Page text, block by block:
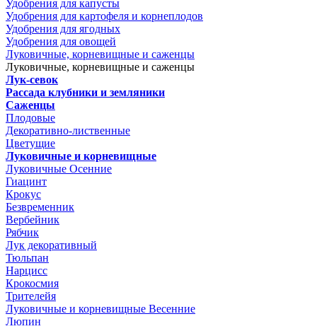
Удобрения для капусты
Удобрения для картофеля и корнеплодов
Удобрения для ягодных
Удобрения для овощей
Луковичные, корневищные и саженцы
Луковичные, корневищные и саженцы
Лук-севок
Рассада клубники и земляники
Саженцы
Плодовые
Декоративно-лиственные
Цветущие
Луковичные и корневищные
Луковичные Осенние
Гиацинт
Крокус
Безвременник
Вербейник
Рябчик
Лук декоративный
Тюльпан
Нарцисс
Крокосмия
Трителейя
Луковичные и корневищные Весенние
Люпин